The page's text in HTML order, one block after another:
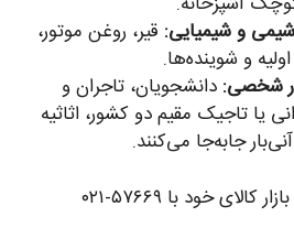
و شیمیایی: قیر، روغن موتور،
و شوینده‌ها.
شخصی: دانشجویان، تاجران و
یا تاجیک مقیم دو کشور، اثاثیه
جابه‌جا می‌کنند.
جهت اطلاع از وضعیت بازار کالای خود با ۵۷۶۶۹-۰۲۱